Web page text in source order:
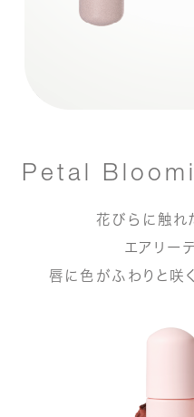
Petal
花びらに触れ
エアリー
唇に色がふわりと咲